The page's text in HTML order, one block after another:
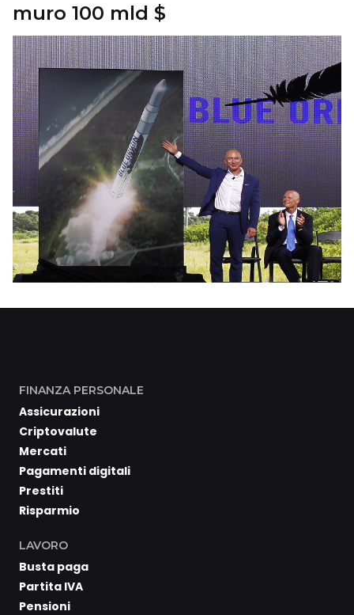
muro 100 mld $
FINANZA PERSONALE
Assicurazioni
Criptovalute
Mercati
Pagamenti digitali
Prestiti
Risparmio
LAVORO
Busta paga
Partita IVA
Pensioni